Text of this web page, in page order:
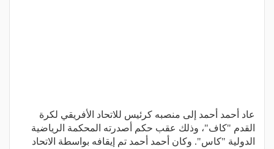
عاد أحمد أحمد إلى منصبه كرئيس للاتحاد الأفريقي لكرة
القدم "كاف"، وذلك عقب حكم أصدرته المحكمة الرياضية
الدولية "كاس". وكان أحمد أحمد تم إيقافه بواسطة الاتحاد